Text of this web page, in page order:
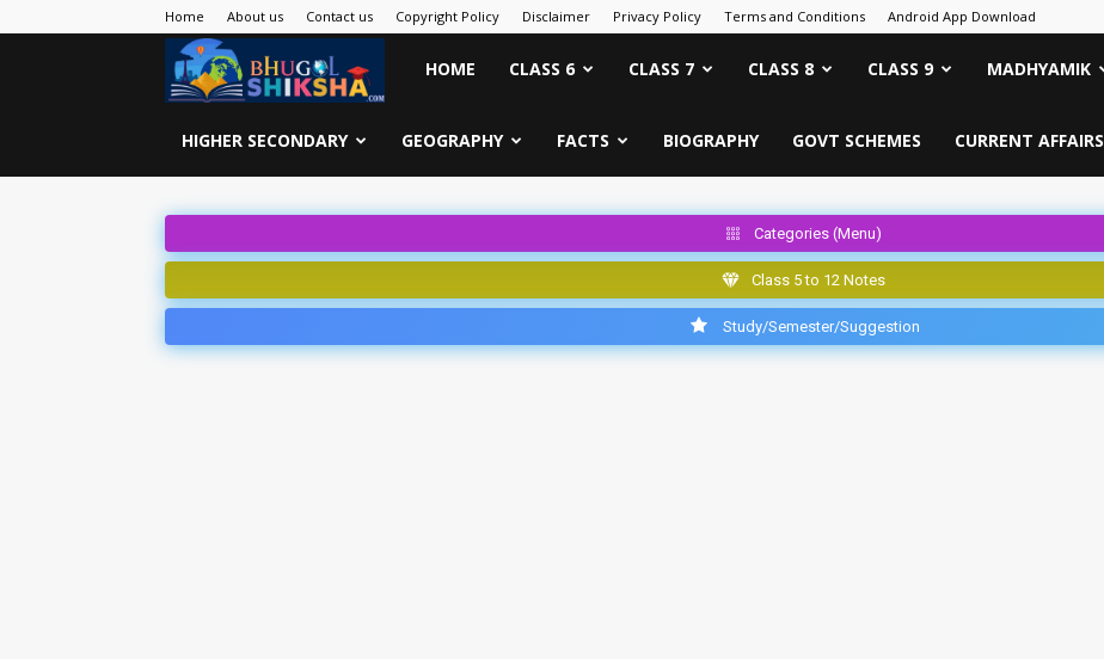
Home About us Contact us Copyright Policy Disclaimer Privacy Policy Terms and Conditions Android App Download
Bhugol
Shiksha
HOME CLASS 6 CLASS 7 CLASS 8 CLASS 9 MADHYAMIK
HIGHER SECONDARY GEOGRAPHY FACTS BIOGRAPHY GOVT SCHEMES CURRENT AFFAIRS
Categories (Menu)
Class 5 to 12 Notes
Study/Semester/Suggestion